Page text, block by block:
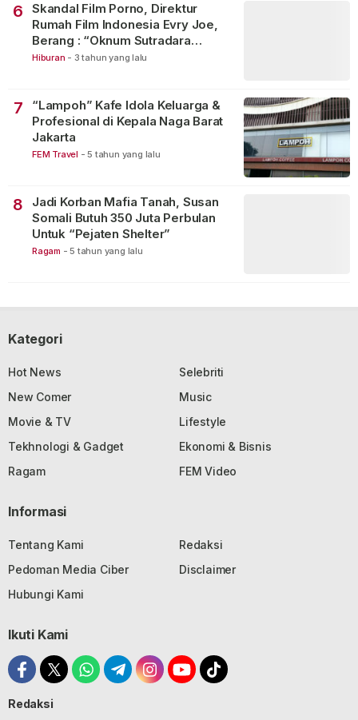
6
Skandal Film Porno, Direktur
Rumah Film Indonesia Evry Joe,
Berang : “Oknum Sutradara
Merusak Perfilman Indonesia”!
Hiburan - 3 tahun yang lalu
7
“Lampoh” Kafe Idola Keluarga &
Profesional di Kepala Naga Barat
Jakarta
FEM Travel - 5 tahun yang lalu
8
Jadi Korban Mafia Tanah, Susan
Somali Butuh 350 Juta Perbulan
Untuk “Pejaten Shelter”
Ragam - 5 tahun yang lalu
Kategori
Hot News
Selebriti
New Comer
Music
Movie & TV
Lifestyle
Tekhnologi & Gadget
Ekonomi & Bisnis
Ragam
FEM Video
Informasi
Tentang Kami
Redaksi
Pedoman Media Ciber
Disclaimer
Hubungi Kami
Ikuti Kami
Redaksi